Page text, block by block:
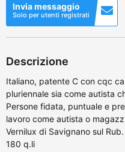
Invia messaggio
Solo per utenti registrati
Descrizione
Italiano, patente C con cqc
pluriennale sia come autista
Persone fidata, puntuale e
lavoro come autista o
Vernilux di Savignano sul
180 q.li